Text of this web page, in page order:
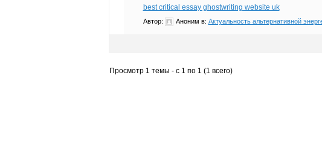
best critical essay ghostwriting website uk
Автор: Аноним в: Актуальность альтернативной
Просмотр 1 темы - с 1 по 1 (1 всего)